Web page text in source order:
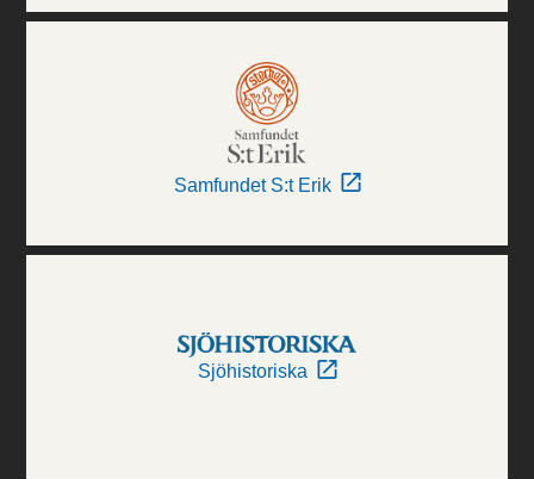
Samfundet S:t Erik
Sjöhistoriska